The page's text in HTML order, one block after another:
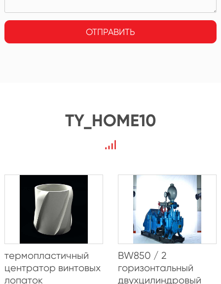
ОТПРАВИТЬ
TY_HOME10
термопластичный
центратор винтовых
лопаток
BW850 / 2
горизонтальный
двухцилиндровый